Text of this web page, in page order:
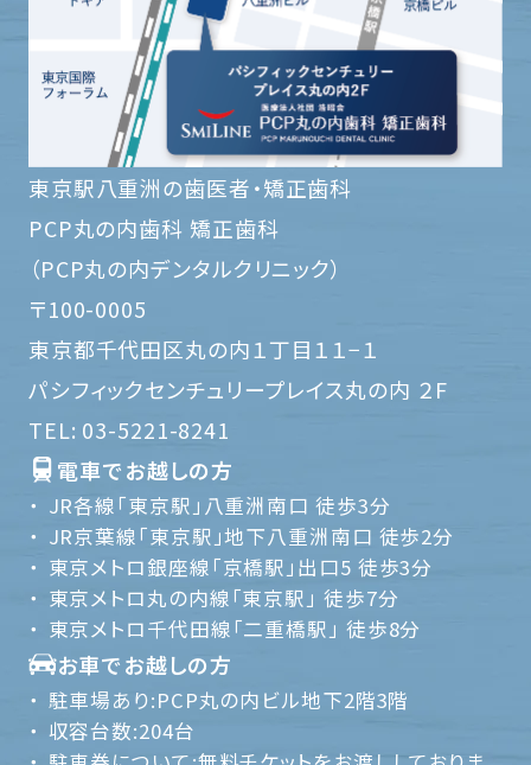
東京駅八重洲の歯医者・矯正歯科
PCP丸の内歯科 矯正歯科
（PCP丸の内デンタルクリニック）
〒100-0005
東京都千代田区丸の内１丁目１１−１
パシフィックセンチュリープレイス丸の内 ２F
TEL: 03-5221-8241
電車でお越しの方
JR各線「東京駅」八重洲南口 徒歩3分
JR京葉線「東京駅」地下八重洲南口 徒歩2分
東京メトロ銀座線「京橋駅」出口5 徒歩3分
東京メトロ丸の内線「東京駅」 徒歩7分
東京メトロ千代田線「二重橋駅」 徒歩8分
お車でお越しの方
駐車場あり:PCP丸の内ビル地下2階3階
収容台数:204台